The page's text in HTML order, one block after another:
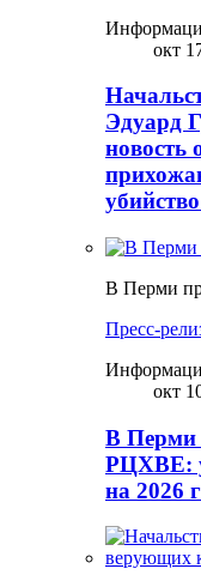
окт
Эдуард
новость
В Перми
Пресс-
окт
В Перми
РЦХВЕ:
на 2026